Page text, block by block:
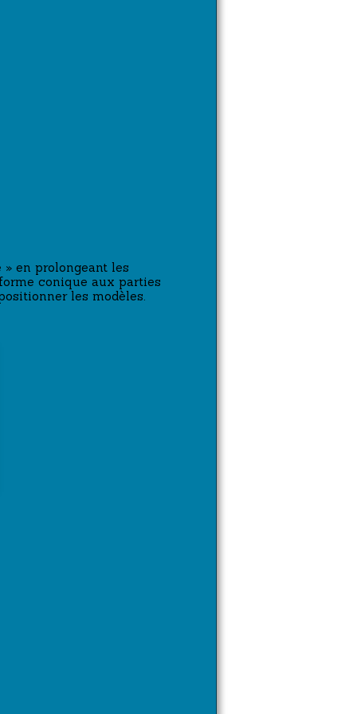
en prolongeant les
conique aux parties
les modèles.